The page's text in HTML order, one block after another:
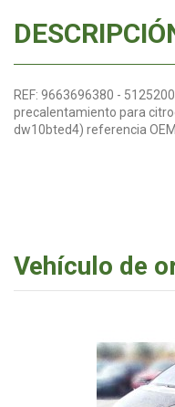
REF: 9663696380 -
precalentamiento para
dw10bted4) referencia
Vehículo de